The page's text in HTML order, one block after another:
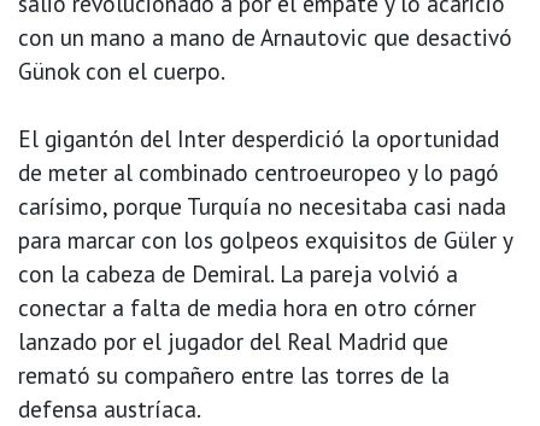
con un mano a mano de Arnautovic que desactivó
Günok con el cuerpo.
El gigantón del Inter desperdició la oportunidad
de meter al combinado centroeuropeo y lo pagó
carísimo, porque Turquía no necesitaba casi nada
para marcar con los golpeos exquisitos de Güler y
con la cabeza de Demiral. La pareja volvió a
conectar a falta de media hora en otro córner
lanzado por el jugador del Real Madrid que
remató su compañero entre las torres de la
defensa austríaca.